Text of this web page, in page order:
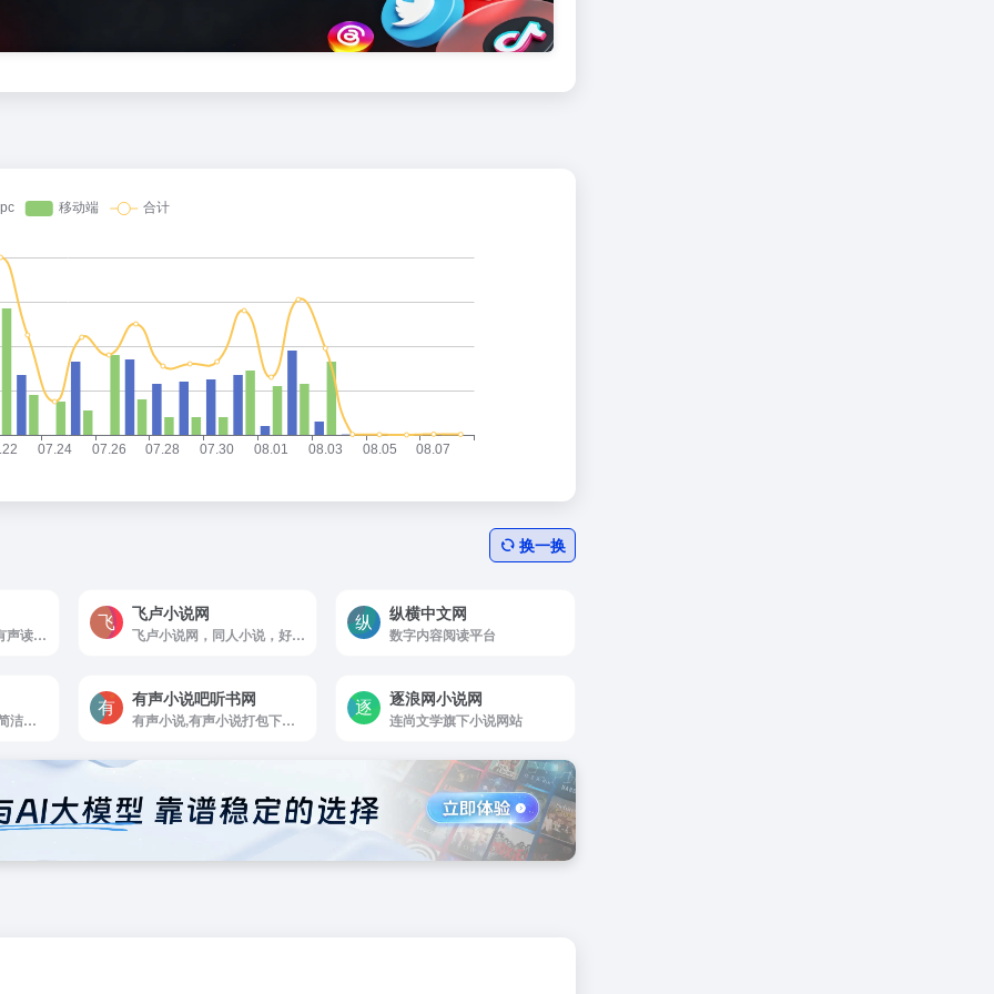
换一换
有声小说在线收听，有声读物mp3，儿童睡前故事
飞卢小说网
飞卢小说网，同人小说，好看的免费小说网
纵横中文网
数字内容阅读平台
网络小说搜索引擎,最简洁清新的搜索阅读体验
有声小说吧听书网
有声小说,有声小说打包下载,评书网,在线收听,有声下吧
逐浪网小说网
连尚文学旗下小说网站